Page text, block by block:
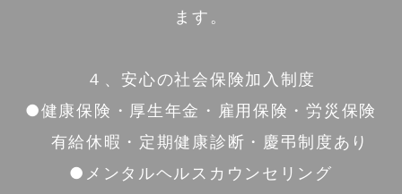
ます。
４、安心の社会保険加入制度
●健康保険・厚生年金・雇用保険・労災保険
有給休暇・定期健康診断・慶弔制度あり
●メンタルヘルスカウンセリング